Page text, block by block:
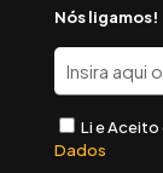
Nós ligamos!
Li e Aceito
Dados